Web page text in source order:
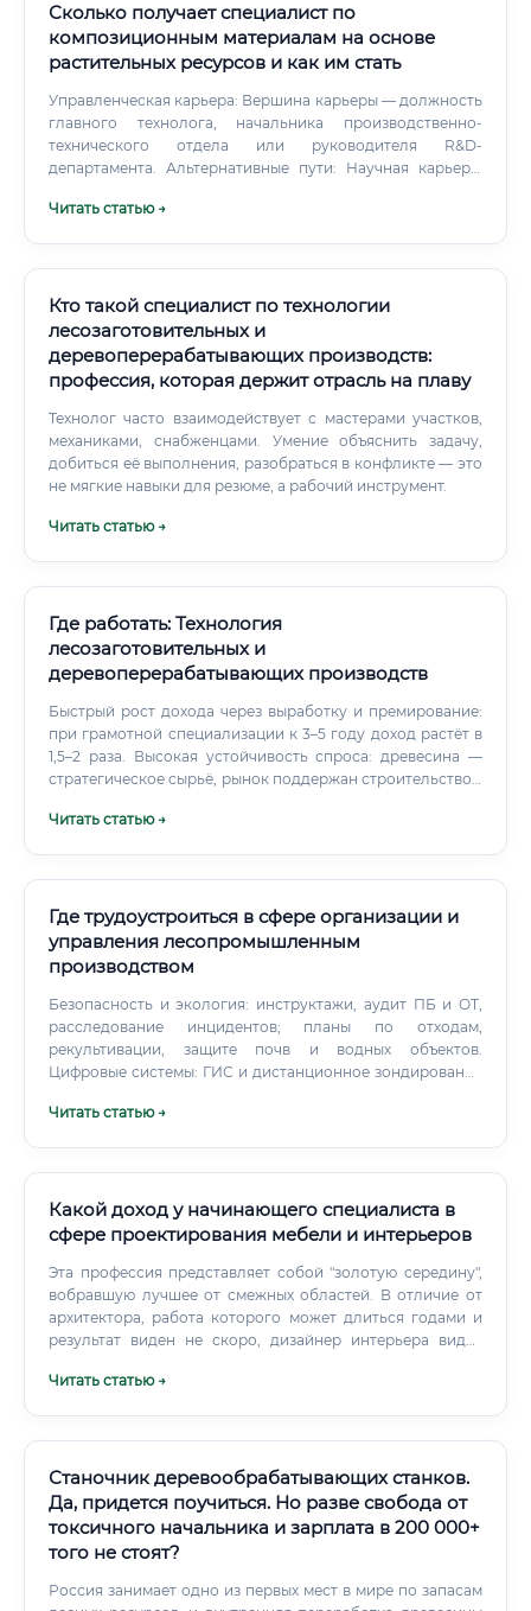
Сколько получает специалист по
композиционным материалам на основе
растительных ресурсов и как им стать
Управленческая карьера: Вершина карьеры — должность
главного технолога, начальника производственно-
технического отдела или руководителя R&D-
департамента. Альтернативные пути: Научная карьера:
докторской диссертаций, работа в НИИ или
Читать статью →
Кто такой специалист по технологии
лесозаготовительных и
деревоперерабатывающих производств:
профессия, которая держит отрасль на плаву
Технолог часто взаимодействует с мастерами участков,
механиками, снабженцами. Умение объяснить задачу,
добиться её выполнения, разобраться в конфликте — это
не мягкие навыки для резюме, а рабочий инструмент.
Читать статью →
Где работать: Технология
лесозаготовительных и
деревоперерабатывающих производств
Быстрый рост дохода через выработку и премирование:
при грамотной специализации к 3–5 году доход растёт в
1,5–2 раза. Высокая устойчивость спроса: древесина —
стратегическое сырьё, рынок поддержан строительством
можно с базовыми курсами и наставничеством, не
Читать статью →
Где трудоустроиться в сфере организации и
управления лесопромышленным
производством
Безопасность и экология: инструктажи, аудит ПБ и ОТ,
расследование инцидентов; планы по отходам,
рекультивации, защите почв и водных объектов.
Цифровые системы: ГИС и дистанционное зондирование
телематика, мобильные чек-листы, Power BI.
Читать статью →
Какой доход у начинающего специалиста в
сфере проектирования мебели и интерьеров
Эта профессия представляет собой "золотую середину",
вобравшую лучшее от смежных областей. В отличие от
архитектора, работа которого может длиться годами и
результат виден не скоро, дизайнер интерьера видит
более человеческом масштабе, создавая среду, с
Читать статью →
Станочник деревообрабатывающих станков.
Да, придется поучиться. Но разве свобода от
токсичного начальника и зарплата в 200 000+
того не стоят?
Россия занимает одно из первых мест в мире по запасам